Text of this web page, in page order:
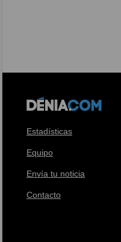
Estadísticas
Equipo
Envía tu noticia
Contacto